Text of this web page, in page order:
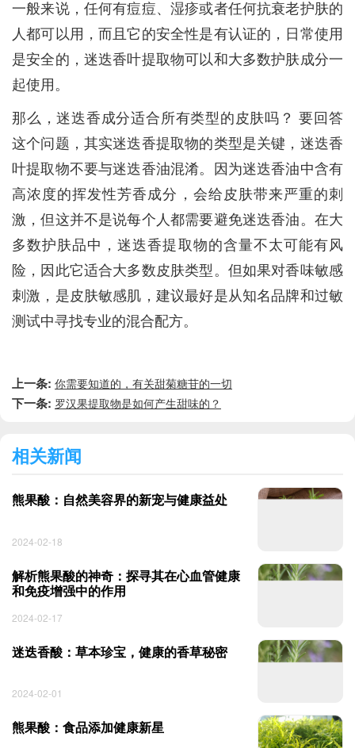
一般来说，任何有痘痘、湿疹或者任何抗衰老护肤的
人都可以用，而且它的安全性是有认证的，日常使用
是安全的，迷迭香叶提取物可以和大多数护肤成分一
起使用。
那么，迷迭香成分适合所有类型的皮肤吗？ 要回答
这个问题，其实迷迭香提取物的类型是关键，迷迭香
叶提取物不要与迷迭香油混淆。因为迷迭香油中含有
高浓度的挥发性芳香成分，会给皮肤带来严重的刺
激，但这并不是说每个人都需要避免迷迭香油。在大
多数护肤品中，迷迭香提取物的含量不太可能有风
险，因此它适合大多数皮肤类型。但如果对香味敏感
刺激，是皮肤敏感肌，建议最好是从知名品牌和过敏
测试中寻找专业的混合配方。
上一条: 你需要知道的，有关甜菊糖苷的一切
下一条: 罗汉果提取物是如何产生甜味的？
相关新闻
熊果酸：自然美容界的新宠与健康益处
2024-02-18
解析熊果酸的神奇：探寻其在心血管健康
和免疫增强中的作用
2024-02-17
迷迭香酸：草本珍宝，健康的香草秘密
2024-02-01
熊果酸：食品添加健康新星